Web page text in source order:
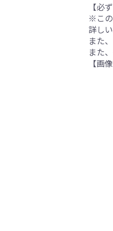
【必
※この
詳し
また
また
【画